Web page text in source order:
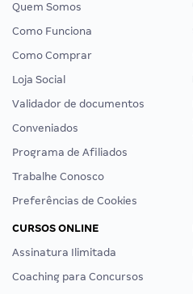
Quem Somos
Como Funciona
Como Comprar
Loja Social
Validador de documentos
Conveniados
Programa de Afiliados
Trabalhe Conosco
Preferências de Cookies
CURSOS ONLINE
Assinatura Ilimitada
Coaching para Concursos